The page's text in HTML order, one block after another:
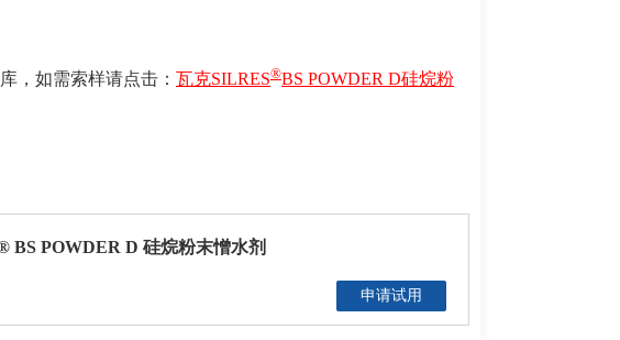
，如需索样请点击： 瓦克SILRES®BS POWDER D硅烷粉
BS POWDER D 硅烷粉末憎水剂
申请试用